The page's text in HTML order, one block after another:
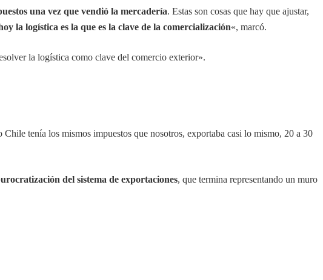
una vez que vendió la mercadería. Estas son cosas que hay que ajustar,
la logística es la que es la clave de la comercialización«, marcó.
la logística como clave del comercio exterior».
tenía los mismos impuestos que nosotros, exportaba casi lo mismo, 20 a 30
del sistema de exportaciones, que termina representando un muro